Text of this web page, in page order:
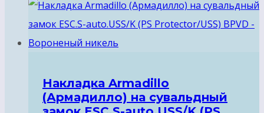
Накладка Armadillo
(Армадилло) на сувальдный